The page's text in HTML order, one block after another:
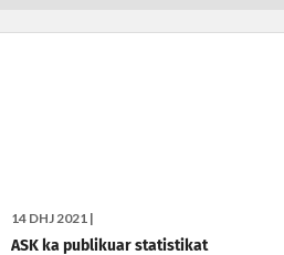
14 DHJ 2021 |
ASK ka publikuar statistikat